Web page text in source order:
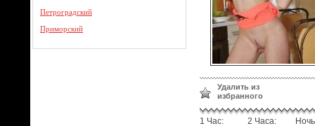
Петроградский
Приморский
Удалить из
избранного
1 Час: 2 Часа: